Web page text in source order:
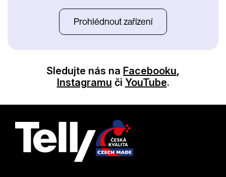
Prohlédnout zařízení
Sledujte nás na Facebooku,
Instagramu či YouTube.